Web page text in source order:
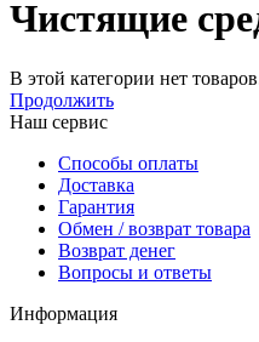
Чистящие
В этой категории нет
Продолжить
Наш сервис
Способы оплаты
Доставка
Гарантия
Обмен / возврат товара
Возврат денег
Вопросы и ответы
Информация